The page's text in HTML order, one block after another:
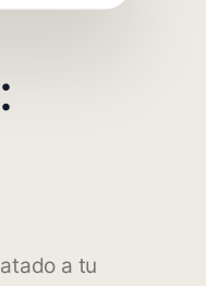
a tu